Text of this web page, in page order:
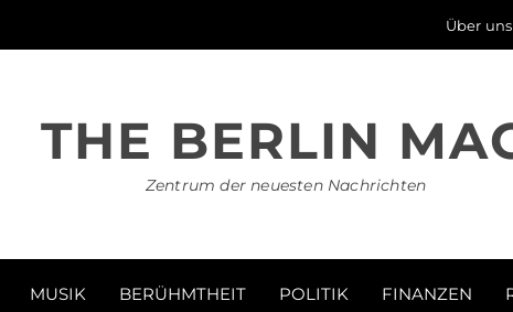
Über
THE BERLIN
Zentrum der neuesten Nachrichten
MUSIK BERÜHMTHEIT POLITIK FINANZEN